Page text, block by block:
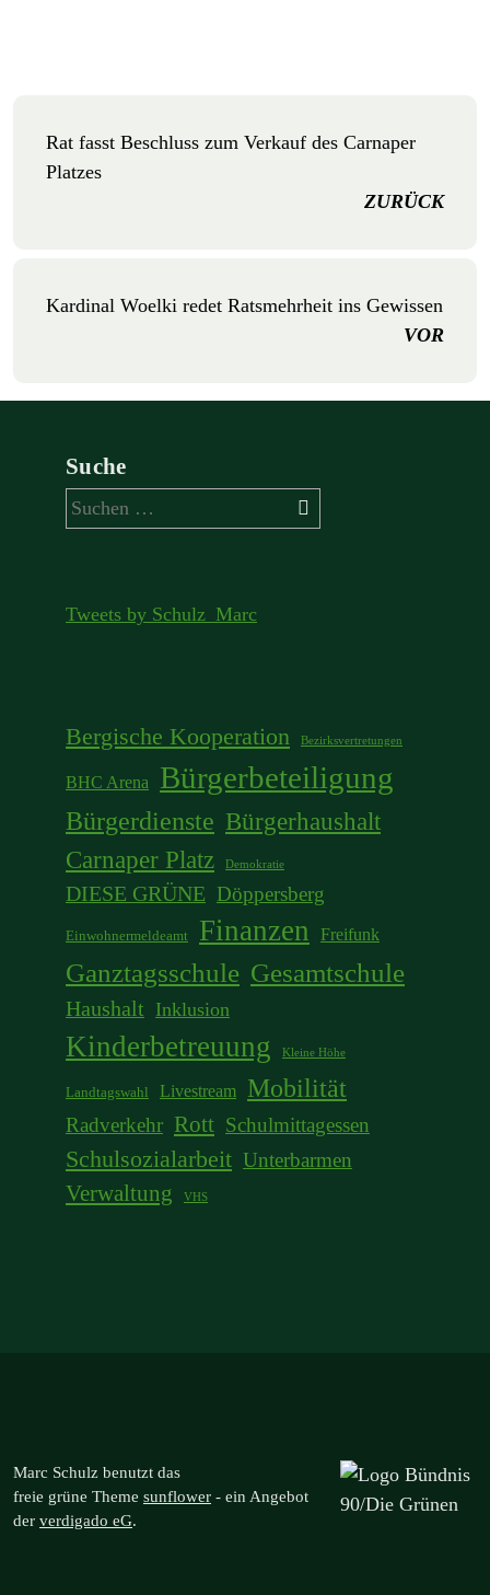
Rat fasst Beschluss zum Verkauf des Carnaper
Platzes
ZURÜCK
Kardinal Woelki redet Ratsmehrheit ins Gewissen
VOR
Suche
Suchen
nach:
Tweets by Schulz_Marc
Bergische Kooperation Bezirksvertretungen
BHC Arena Bürgerbeteiligung
Bürgerdienste Bürgerhaushalt
Carnaper Platz
Demokratie
DIESE GRÜNE Döppersberg
Einwohnermeldeamt Finanzen Freifunk
Ganztagsschule Gesamtschule
Haushalt Inklusion
Kinderbetreuung Kleine Höhe
Landtagswahl Livestream Mobilität
Radverkehr Rott Schulmittagessen
Schulsozialarbeit Unterbarmen
Verwaltung VHS
Marc Schulz benutzt das
freie grüne Theme sunflower ‐ ein Angebot
der verdigado eG.